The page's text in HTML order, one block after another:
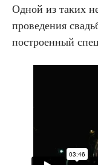
Одной из таких
проведения
построенный